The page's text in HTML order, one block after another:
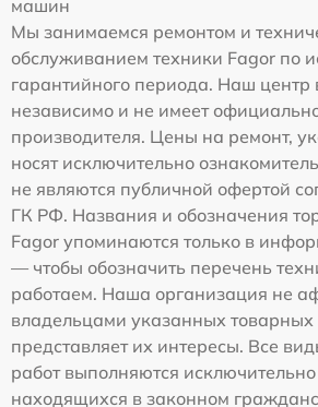
машин
Мы занимаемся ремонтом и
обслуживанием техники Fagor по
гарантийного периода. Наш центр
независимо и не имеет
производителя. Цены на ремонт,
носят исключительно
не являются публичной офертой
ГК РФ. Названия и обозначения
Fagor упоминаются только в
— чтобы обозначить перечень
работаем. Наша организация не
владельцами указанных товарных
представляет их интересы. Все
работ выполняются исключительно
находящихся в законном